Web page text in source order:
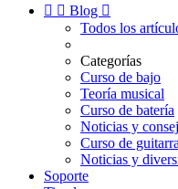
  Blog 
Todos los
Categorías
Curso de bajo
Teoría musical
Curso de batería
Noticias y
Curso de guitarra
Noticias y
Soporte